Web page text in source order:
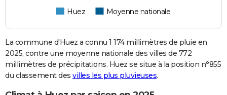
Huez Moyenne nationale
La commune d'Huez a connu 1 174 millimètres de pluie en
2025, contre une moyenne nationale des villes de 772
millimètres de précipitations. Huez se situe à la position n°855
du classement des villes les plus pluvieuses.